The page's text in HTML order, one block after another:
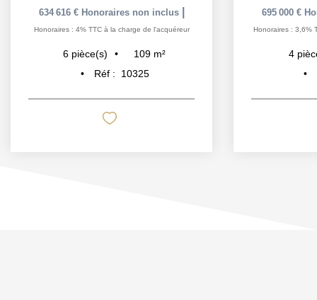
non inclus|
charge de l'acquéreur
695 000 € Honoraires non inclus|
Honoraires : 3,6% TTC à la charge de l'acquéreur